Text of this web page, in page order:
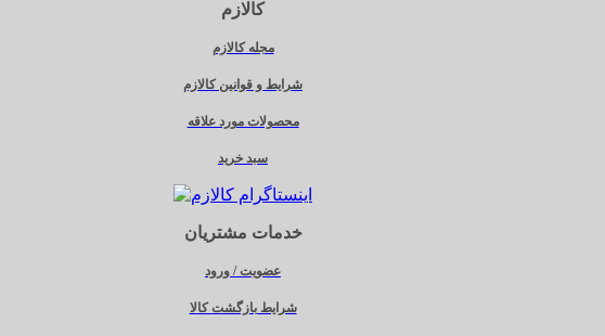
کالازم
مجله کالازم
شرایط و قوانین کالازم
محصولات مورد علاقه
سبد خرید
خدمات مشتریان
عضویت / ورود
شرایط بازگشت کالا